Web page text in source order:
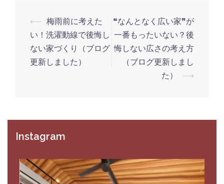
Post
navigation
⟵ 梅雨前に考えた
い！洗濯動線で後悔し
ない家づくり（ブログ
更新しました）
❝なんとなく広い家❞が
一番もったいない？後
悔しない広さの考え方
（ブログ更新しまし
た）
⟶
Instagram